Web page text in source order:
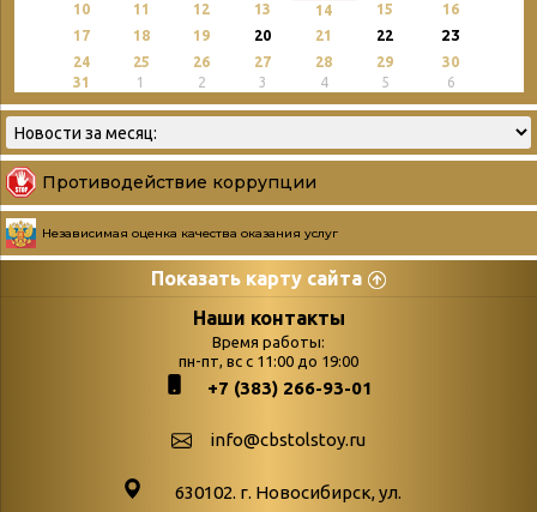
10
11 12 13 14 15
16
17
18 19 20 21 22 23
24 25 26 27 28 29
30
31
1 2 3 4 5 6
Противодействие коррупции
Независимая оценка качества оказания услуг
Показать карту сайта
Страницы
podvedenie-itogov-festivalya-
paskhalnaya-palitra
поступлений
Война. Народ.
Наши контакты
Время работы:
пн-пт, вс с 11:00 до 19:00
+7 (383) 266-93-01
info@cbstolstoy.ru
630102. г. Новосибирск, ул.